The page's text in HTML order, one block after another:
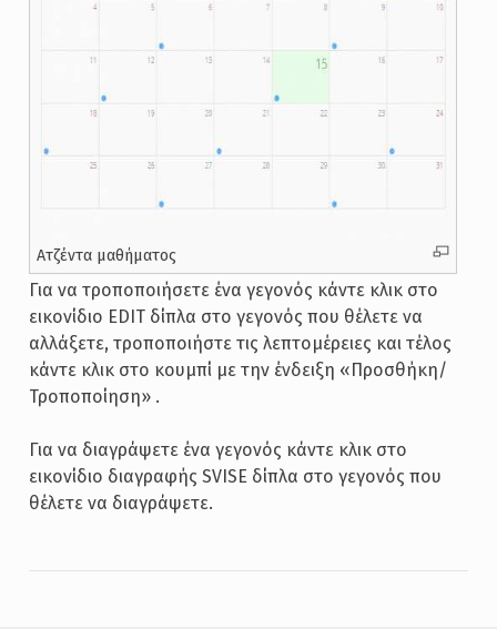
Ατζέντα μαθήματος
Για να τροποποιήσετε ένα γεγονός κάντε κλικ στο
εικονίδιο EDIT δίπλα στο γεγονός που θέλετε να
αλλάξετε, τροποποιήστε τις λεπτομέρειες και τέλος
κάντε κλικ στο κουμπί με την ένδειξη «Προσθήκη/
Τροποποίηση» .
Για να διαγράψετε ένα γεγονός κάντε κλικ στο
εικονίδιο διαγραφής SVISE δίπλα στο γεγονός που
θέλετε να διαγράψετε.